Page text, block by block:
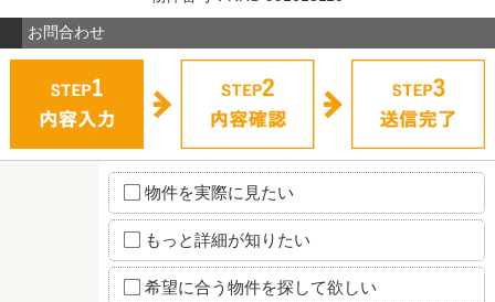
お問合わせ
物件を実際に見たい
もっと詳細が知りたい
希望に合う物件を探して欲しい